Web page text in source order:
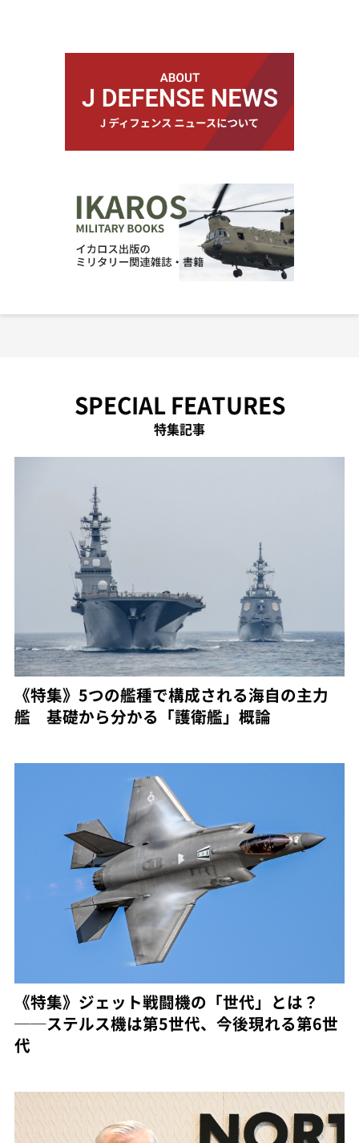
SPECIAL FEATURES
特集記事
《特集》5つの艦種で構成される海自の主力
艦 基礎から分かる「護衛艦」概論
《特集》ジェット戦闘機の「世代」とは？
──ステルス機は第5世代、今後現れる第6世
代